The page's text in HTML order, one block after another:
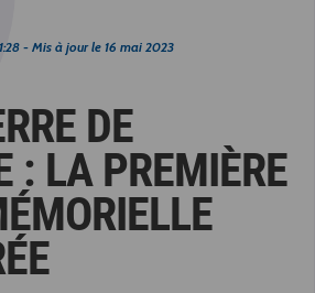
- Mis à jour le 16 mai 2023
DE
: LA PREMIÈRE